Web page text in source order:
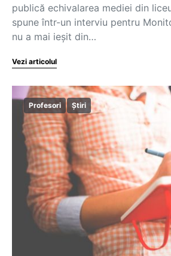
publică echivalarea mediei din
spune într-un interviu pentru
nu a mai ieșit din…
Vezi articolul
Profesori Știri